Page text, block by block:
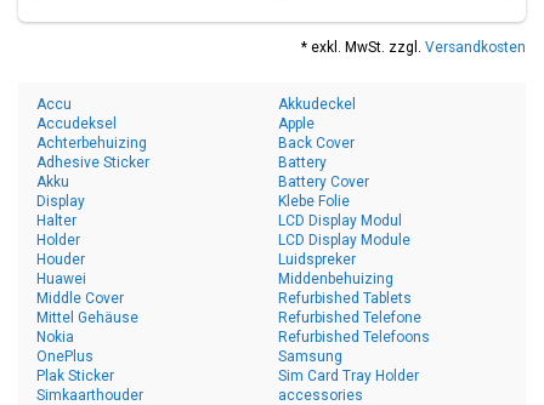
* exkl. MwSt. zzgl. Versandkosten
Accu
Accudeksel
Achterbehuizing
Adhesive Sticker
Akku
Akkudeckel
Apple
Back Cover
Battery
Battery Cover
Display
Halter
Holder
Houder
Huawei
Klebe Folie
LCD Display Modul
LCD Display Module
Luidspreker
Middenbehuizing
Middle Cover
Mittel Gehäuse
Nokia
OnePlus
Plak Sticker
Refurbished Tablets
Refurbished Telefone
Refurbished Telefoons
Samsung
Sim Card Tray Holder
Simkaarthouder
accessories